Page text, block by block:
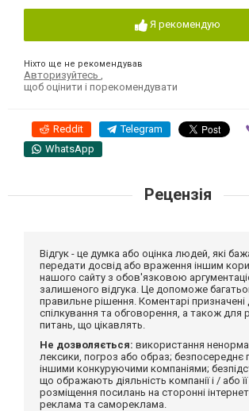
Я рекомендую
Ніхто ще не рекомендував
Авторизуйтесь
щоб оцінити і порекомендувати
Reddit Telegram
WhatsApp
Рецензія
Відгук - це думка або оцінка людей, які
передати досвід або враження іншим
нашого сайту з обов'язковою
залишеного відгука. Це допоможе
правильне рішення. Коментарі призначені
спілкування та обговорення, а також для
питань, що цікавлять.
Не дозволяється: використання
лексики, погроз або образ; безпосереднє
іншими конкуруючими компаніями;
що ображають діяльність компанії і / або
розміщення посилань на сторонні
реклама та самореклама.